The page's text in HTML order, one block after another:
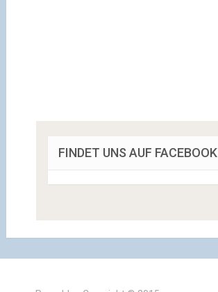
FINDET UNS AUF FACEBOOK